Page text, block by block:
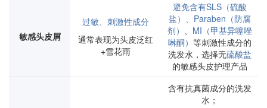
敏感头皮屑
过敏、刺激性成分
通常表现为头皮泛红
+雪花雨
避免含有SLS（硫酸
盐）、Paraben（防腐
剂） 、 MI（甲基异噻唑
啉酮） 等刺激性成分的
洗发水，选择无硫酸盐
的敏感头皮护理产品
含有抗真菌成分的洗发
水；